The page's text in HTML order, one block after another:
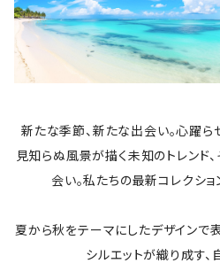
新たな季節、新たな出会い。心躍ら
見知らぬ風景が描く未知のトレンド
会い。私たちの最新コレクショ
夏から秋をテーマにしたデザインで
シルエットが織り成す、